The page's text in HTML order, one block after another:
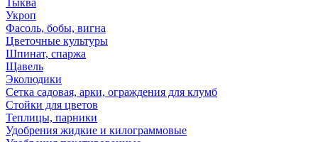
Тыква
Укроп
Фасоль, бобы, вигна
Цветочные культуры
Шпинат, спаржа
Щавель
Эколюдики
Сетка садовая, арки, ограждения для клумб
Стойки для цветов
Теплицы, парники
Удобрения жидкие и килограммовые